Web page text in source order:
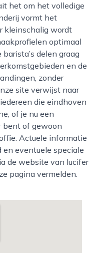
vormt het
kleinschalig wordt
optimaal
delen graag
en de
zonder
site verwijst naar
die eindhoven
of je nu een
bent of gewoon
Actuele informatie
eventuele speciale
de website van lucifer
pagina vermelden.